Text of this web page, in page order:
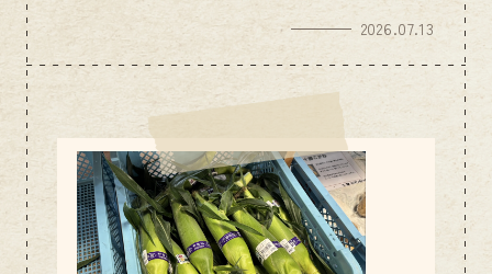
ざいました多くのお客様とお話しすることが
でき、充実した週末を過ごすことができまし
た。いつも支えてくださる皆さまには感謝の
気持ちでいっぱいです。梅雨も明け、本格的
な夏がやってきましたねこれからしばらく暑
い日が続きそうですので、外出の際やお仕事
中はこまめな水分補給を心掛けて、熱中症に
は十分お気を付けください暑さに負けず、今
週も元気に営業しております！お部屋探しの
ことなら、お気軽にご相談ください皆さまの
2026.07.13